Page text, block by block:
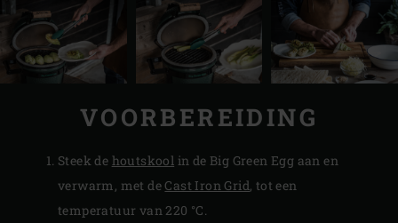
VOORBEREIDING
Steek de houtskool in de Big Green Egg aan en
verwarm, met deCast Iron Grid, tot een
temperatuur van 220 °C.